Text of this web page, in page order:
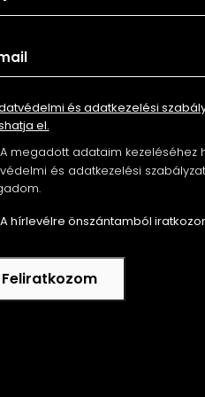
és adatkezelési
el.
A megadott adataim kezeléséhez
és adatkezelési szabályzatban
A hírlevélre önszántamból
Feliratkozom